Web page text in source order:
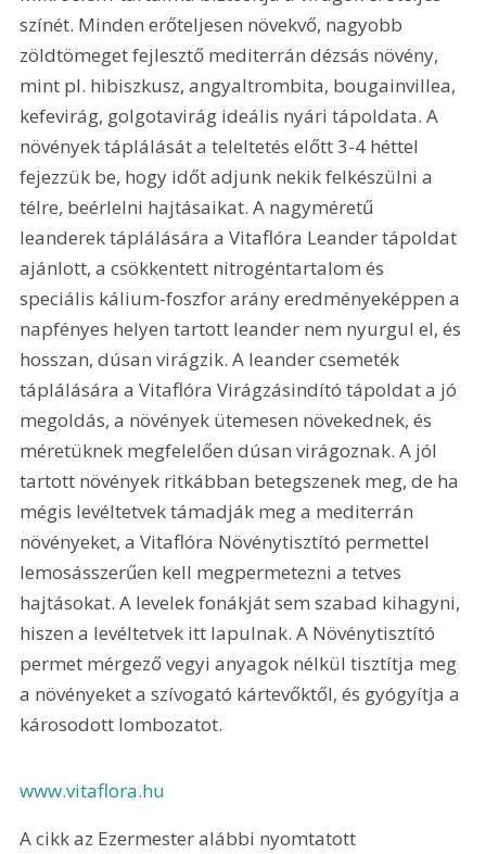
színét. Minden erőteljesen növekvő, nagyobb
zöldtömeget fejlesztő mediterrán dézsás növény,
mint pl. hibiszkusz, angyaltrombita, bougainvillea,
kefevirág, golgotavirág ideális nyári tápoldata. A
növények táplálását a teleltetés előtt 3-4 héttel
fejezzük be, hogy időt adjunk nekik felkészülni a
télre, beérlelni hajtásaikat. A nagyméretű
leanderek táplálására a Vitaflóra Leander tápoldat
ajánlott, a csökkentett nitrogéntartalom és
speciális kálium-foszfor arány eredményeképpen a
napfényes helyen tartott leander nem nyurgul el, és
hosszan, dúsan virágzik. A leander csemeték
táplálására a Vitaflóra Virágzásindító tápoldat a jó
megoldás, a növények ütemesen növekednek, és
méretüknek megfelelően dúsan virágoznak. A jól
tartott növények ritkábban betegszenek meg, de ha
mégis levéltetvek támadják meg a mediterrán
növényeket, a Vitaflóra Növénytisztító permettel
lemosásszerűen kell megpermetezni a tetves
hajtásokat. A levelek fonákját sem szabad kihagyni,
hiszen a levéltetvek itt lapulnak. A Növénytisztító
permet mérgező vegyi anyagok nélkül tisztítja meg
a növényeket a szívogató kártevőktől, és gyógyítja a
károsodott lombozatot.
www.vitaflora.hu
A cikk az Ezermester alábbi nyomtatott